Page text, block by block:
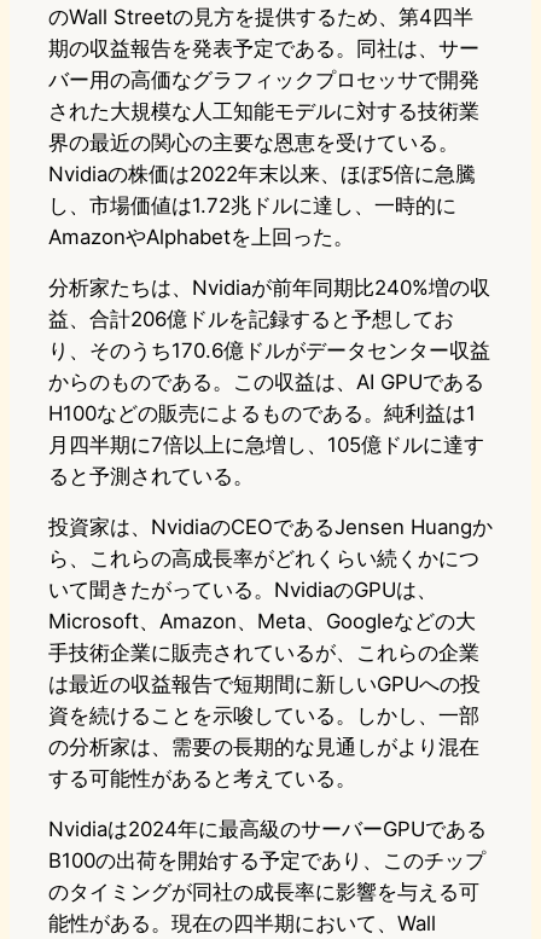
o
d
o
n
s
k
y
b
o
o
k
n
a
のWall Streetの見方を提供するため、第4四半
期の収益報告を発表予定である。同社は、サー
バー用の高価なグラフィックプロセッサで開発
された大規模な人工知能モデルに対する技術業
界の最近の関心の主要な恩恵を受けている。
Nvidiaの株価は2022年末以来、ほぼ5倍に急騰
し、市場価値は1.72兆ドルに達し、一時的に
AmazonやAlphabetを上回った。
分析家たちは、Nvidiaが前年同期比240%増の収
益、合計206億ドルを記録すると予想してお
り、そのうち170.6億ドルがデータセンター収益
からのものである。この収益は、AI GPUである
H100などの販売によるものである。純利益は1
月四半期に7倍以上に急増し、105億ドルに達す
ると予測されている。
投資家は、NvidiaのCEOであるJensen Huangか
ら、これらの高成長率がどれくらい続くかにつ
いて聞きたがっている。NvidiaのGPUは、
Microsoft、Amazon、Meta、Googleなどの大
手技術企業に販売されているが、これらの企業
は最近の収益報告で短期間に新しいGPUへの投
資を続けることを示唆している。しかし、一部
の分析家は、需要の長期的な見通しがより混在
する可能性があると考えている。
Nvidiaは2024年に最高級のサーバーGPUである
B100の出荷を開始する予定であり、このチップ
のタイミングが同社の成長率に影響を与える可
能性がある。現在の四半期において、Wall